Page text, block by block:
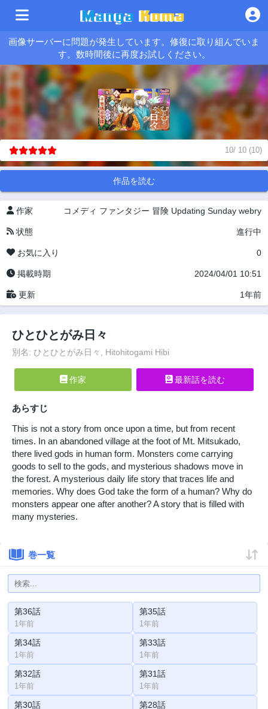
画像サーバーに問題が発生しています。修復に取り組んでいま
す。数時間後に再度お試しください。
10/ 10 (10)
作品を読む
作家 コメディ ファンタジー 冒険 Updating Sunday webry
状態 進行中
お気に入り 0
掲載時期 2024/04/01 10:51
更新 1年前
ひとひとがみ日々
別名: ひとひとがみ日々, Hitohitogami Hibi
作家 最新話を読む
あらすじ
This is not a story from once upon a time, but from recent
times. In an abandoned village at the foot of Mt. Mitsukado,
there lived gods in human form. Monsters come carrying
goods to sell to the gods, and mysterious shadows move in
the forest. A mysterious daily life story that traces life and
memories. Why does God take the form of a human? Why do
monsters appear one after another? A story that is filled with
many mysteries.
巻一覧
第36話
1年前
第35話
1年前
第34話
1年前
第33話
1年前
第32話
1年前
第31話
1年前
第30話 第28話